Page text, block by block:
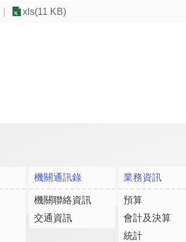
xls(11 KB)
機關通訊錄
機關聯絡資訊
交通資訊
業務資訊
預算
會計及決算
統計